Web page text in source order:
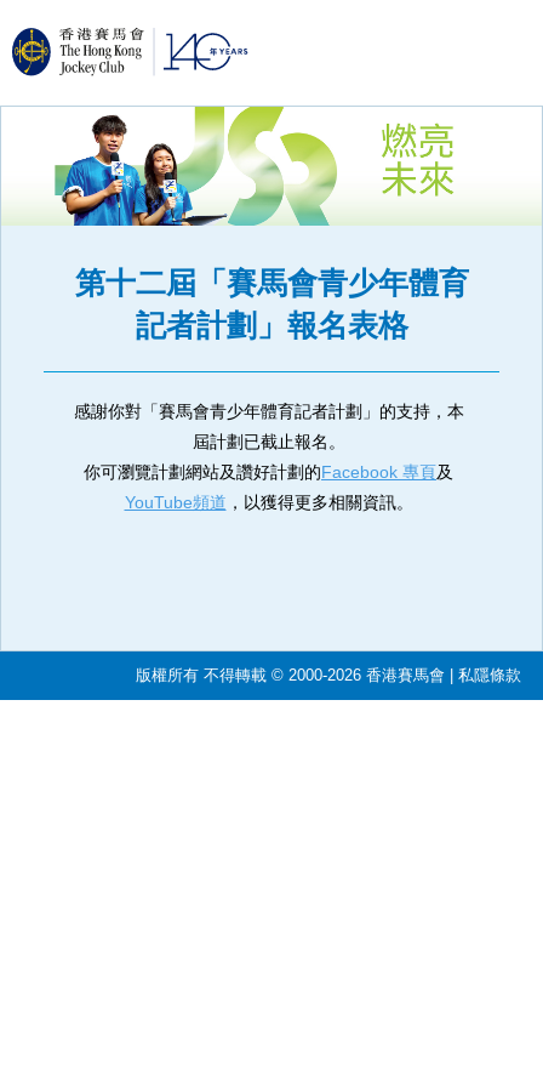
第十二屆「賽馬會青少年體育
記者計劃」報名表格
感謝你對「賽馬會青少年體育記者計劃」的支持，本
屆計劃已截止報名。
你可瀏覽計劃網站及讚好計劃的Facebook 專頁及
YouTube頻道 ，以獲得更多相關資訊。
版權所有 不得轉載 © 2000-2026 香港賽馬會 | 私隱條款